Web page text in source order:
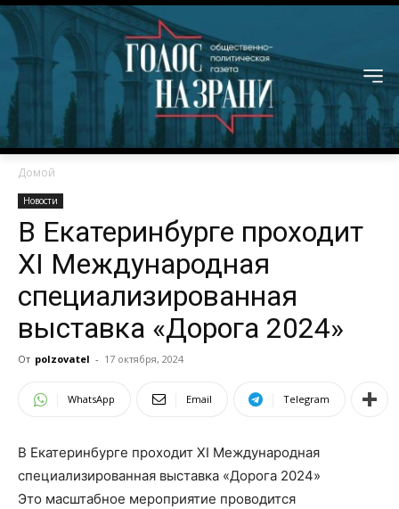
Домой
Новости
В Екатеринбурге проходит
XI Международная
специализированная
выставка «Дорога 2024»
От polzovatel - 17 октября, 2024
WhatsApp Email Telegram
В Екатеринбурге проходит XI Международная
специализированная выставка «Дорога 2024»
Это масштабное мероприятие проводится